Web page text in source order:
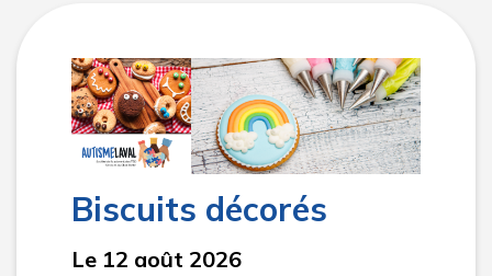
Biscuits décorés
Le 12 août 2026